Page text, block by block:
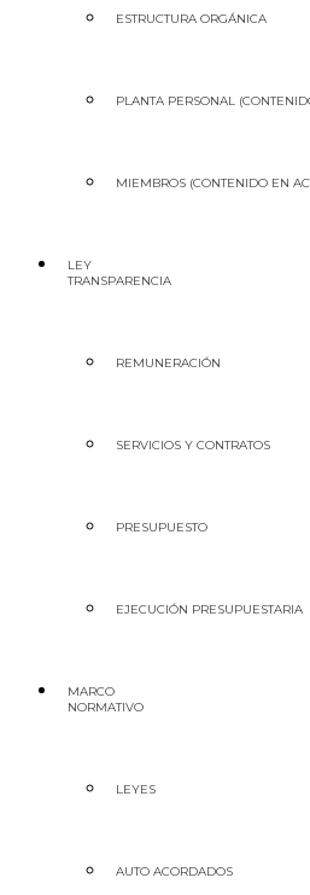
ESTRUCTURA ORGÁNICA
PLANTA PERSONAL
MIEMBROS (CONTENIDO EN
LEY
TRANSPARENCIA
REMUNERACIÓN
SERVICIOS Y CONTRATOS
PRESUPUESTO
EJECUCIÓN PRESUPUESTARIA
MARCO
NORMATIVO
LEYES
AUTO ACORDADOS